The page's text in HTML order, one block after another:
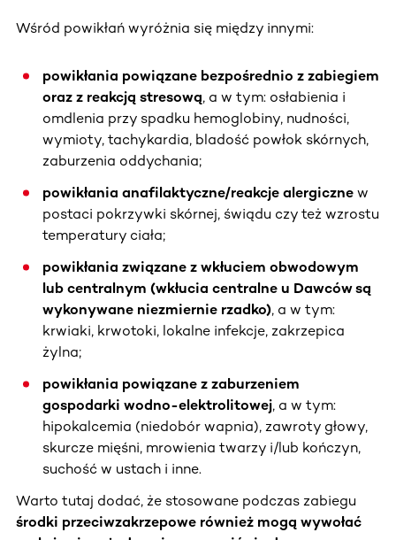
Wśród powikłań wyróżnia się między innymi:
powikłania powiązane bezpośrednio z zabiegiem
oraz z reakcją stresową, a w tym: osłabienia i
omdlenia przy spadku hemoglobiny, nudności,
wymioty, tachykardia, bladość powłok skórnych,
zaburzenia oddychania;
powikłania anafilaktyczne/reakcje alergiczne w
postaci pokrzywki skórnej, świądu czy też wzrostu
temperatury ciała;
powikłania związane z wkłuciem obwodowym
lub centralnym (wkłucia centralne u Dawców są
wykonywane niezmiernie rzadko), a w tym:
krwiaki, krwotoki, lokalne infekcje, zakrzepica
żylna;
powikłania powiązane z zaburzeniem
gospodarki wodno-elektrolitowej, a w tym:
hipokalcemia (niedobór wapnia), zawroty głowy,
skurcze mięśni, mrowienia twarzy i/lub kończyn,
suchość w ustach i inne.
Warto tutaj dodać, że stosowane podczas zabiegu
środki przeciwzakrzepowe również mogą wywołać